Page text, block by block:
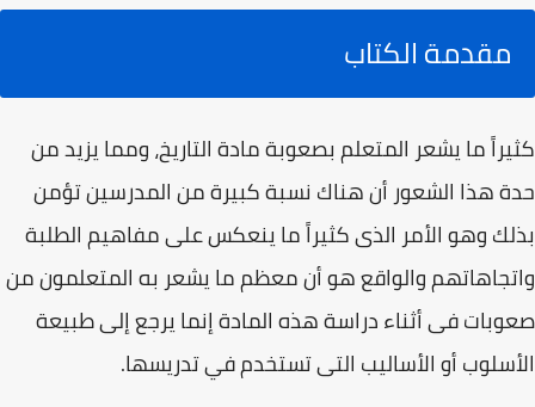
مقدمة الكتاب
كثيراً ما يشعر المتعلم بصعوبة مادة التاريخ، ومما يزيد من
حدة هذا الشعور أن هناك نسبة كبيرة من المدرسين تؤمن
بذلك وهو الأمر الذى كثيراً ما ينعكس على مفاهيم الطلبة
واتجاهاتهم والواقع هو أن معظم ما يشعر به المتعلمون من
صعوبات فى أثناء دراسة هذه المادة إنما يرجع إلى طبيعة
الأسلوب أو الأساليب التى تستخدم في تدريسها.